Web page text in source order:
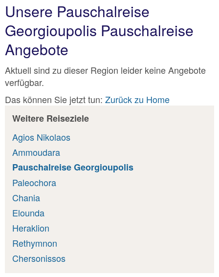
Unsere Pauschalreise
Georgioupolis Pauschalreise
Angebote
Aktuell sind zu dieser Region leider keine Angebote
verfügbar.
Das können Sie jetzt tun: Zurück zu Home
Weitere Reiseziele
Agios Nikolaos
Ammoudara
Pauschalreise Georgioupolis
Paleochora
Chania
Elounda
Heraklion
Rethymnon
Chersonissos